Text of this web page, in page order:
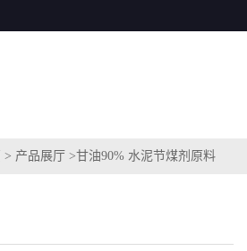
> 产品展厅 >甘油90% 水泥节煤剂原料